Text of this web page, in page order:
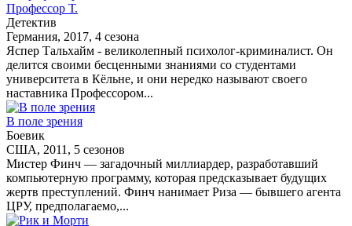
Профессор Т.
Детектив
Германия, 2017, 4 сезона
Яспер Тальхайм - великолепный психолог-криминалист. Он
делится своими бесценными знаниями со студентами
университета в Кёльне, и они нередко называют своего
наставника Профессором...
В поле зрения
Боевик
США, 2011, 5 сезонов
Мистер Финч — загадочный миллиардер, разработавший
компьютерную программу, которая предсказывает будущих
жертв преступлений. Финч нанимает Риза — бывшего агента
ЦРУ, предполагаемо,...